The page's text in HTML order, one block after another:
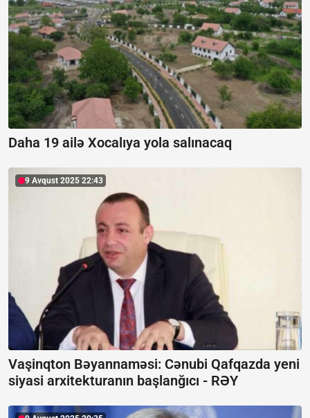
Daha 19 ailə Xocalıya yola salınacaq
9 Avqust 2025 22:43
Vaşinqton Bəyannaməsi: Cənubi Qafqazda yeni
siyasi arxitekturanın başlanğıcı - RƏY